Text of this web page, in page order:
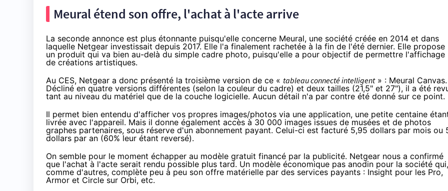
Meural étend son offre, l'achat à l'acte arrive
La seconde annonce est plus étonnante puisqu'elle concerne Meural, une société créée en 2014 et dans
laquelle Netgear investissait depuis 2017. Elle l'a finalement rachetée à la fin de l'été dernier. Elle propose
un produit qui va bien au-delà du simple cadre photo, puisqu'elle a pour objectif de permettre l'affichage
de créations artistiques.
Au CES, Netgear a donc présenté la troisième version de ce « tableau connecté intelligent» : Meural Canvas.
Décliné en quatre versions différentes (selon la couleur du cadre) et deux tailles (21,5" et 27"), il a été
tant au niveau du matériel que de la couche logicielle. Aucun détail n'a par contre été donné sur ce point.
Il permet bien entendu d'afficher vos propres images/photos via une application, une petite centaine
livrée avec l'appareil. Mais il donne également accès à 30 000 images issues de musées et de photos
graphes partenaires, sous réserve d'un abonnement payant. Celui-ci est facturé 5,95 dollars par mois ou
dollars par an (60% leur étant reversé).
On semble pour le moment échapper au modèle gratuit financé par la publicité. Netgear nous a confirmé
que l'achat à l'acte serait rendu possible plus tard. Un modèle économique pas anodin pour la société qui,
comme d'autres, complète peu à peu son offre matérielle par des services payants : Insight pour les Pro,
Armor et Circle sur Orbi, etc.